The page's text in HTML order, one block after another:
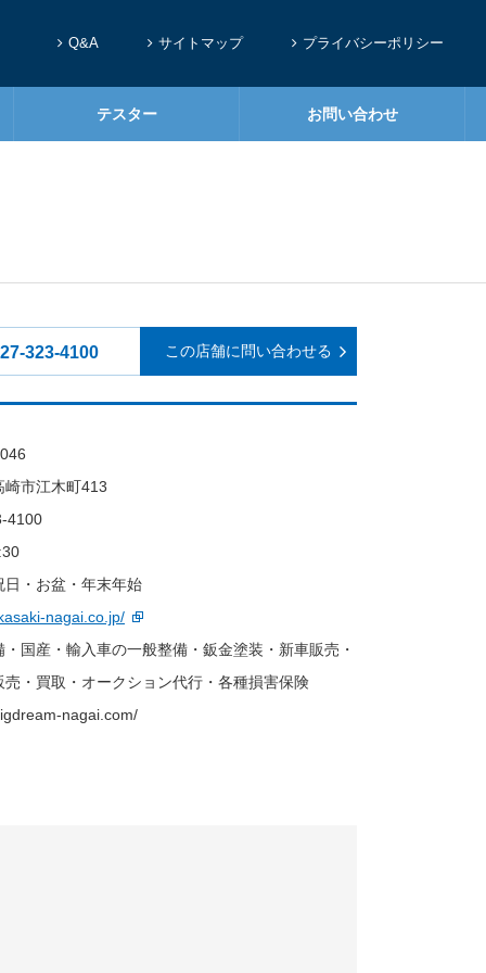
テスター お問い合わせ
Q&A サイトマップ プライバシーポリシー
323-4100 この店舗に問い合わせる
崎市江木町413
4100
日・お盆・年末年始
nagai.co.jp/
・国産・輸入車の一般整備・鈑金塗装・新車販売・
売・買取・オークション代行・各種損害保険
nagai.com/